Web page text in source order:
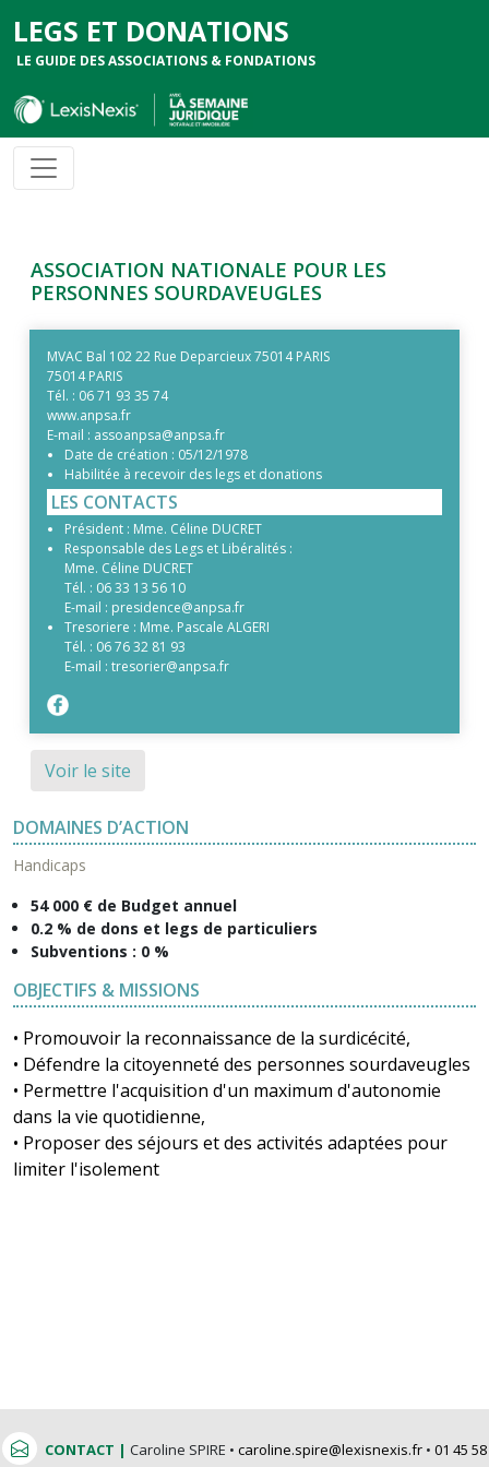
LEGS ET DONATIONS
LE GUIDE DES ASSOCIATIONS & FONDATIONS
ASSOCIATION NATIONALE POUR LES
PERSONNES SOURDAVEUGLES
MVAC Bal 102 22 Rue Deparcieux 75014 PARIS
75014 PARIS
Tél. : 06 71 93 35 74
www.anpsa.fr
E-mail : assoanpsa@anpsa.fr
Date de création : 05/12/1978
Habilitée à recevoir des legs et donations
LES CONTACTS
Président : Mme. Céline DUCRET
Responsable des Legs et Libéralités :
Mme. Céline DUCRET
Tél. : 06 33 13 56 10
E-mail : presidence@anpsa.fr
Tresoriere : Mme. Pascale ALGERI
Tél. : 06 76 32 81 93
E-mail : tresorier@anpsa.fr
Voir le site
DOMAINES D’ACTION
Handicaps
54 000 € de Budget annuel
0.2 % de dons et legs de particuliers
Subventions : 0 %
OBJECTIFS & MISSIONS
• Promouvoir la reconnaissance de la surdicécité,
• Défendre la citoyenneté des personnes sourdaveugles
• Permettre l'acquisition d'un maximum d'autonomie
dans la vie quotidienne,
• Proposer des séjours et des activités adaptées pour
limiter l'isolement
CONTACT | Caroline SPIRE • caroline.spire@lexisnexis.fr • 01 45 58